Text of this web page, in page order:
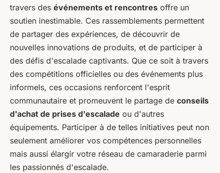
travers des événements et rencontres offre un
soutien inestimable. Ces rassemblements permettent
de partager des expériences, de découvrir de
nouvelles innovations de produits, et de participer à
des défis d'escalade captivants. Que ce soit à travers
des compétitions officielles ou des événements plus
informels, ces occasions renforcent l'esprit
communautaire et promeuvent le partage de conseils
d'achat de prises d'escalade ou d'autres
équipements. Participer à de telles initiatives peut non
seulement améliorer vos compétences personnelles
mais aussi élargir votre réseau de camaraderie parmi
les passionnés d'escalade.